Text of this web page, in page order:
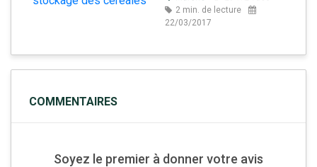
2 min. de lecture
22/03/2017
COMMENTAIRES
Soyez le premier à donner votre avis